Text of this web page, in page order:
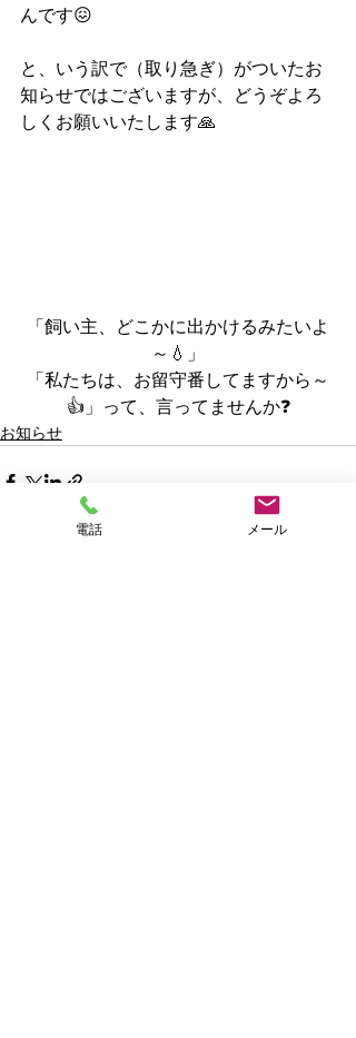
んです😖
と、いう訳で（取り急ぎ）がついたお
知らせではございますが、どうぞよろ
しくお願いいたします🙏
「飼い主、どこかに出かけるみたいよ
～💧」
「私たちは、お留守番してますから～
👍」って、言ってませんか❓
お知らせ
電話 メール